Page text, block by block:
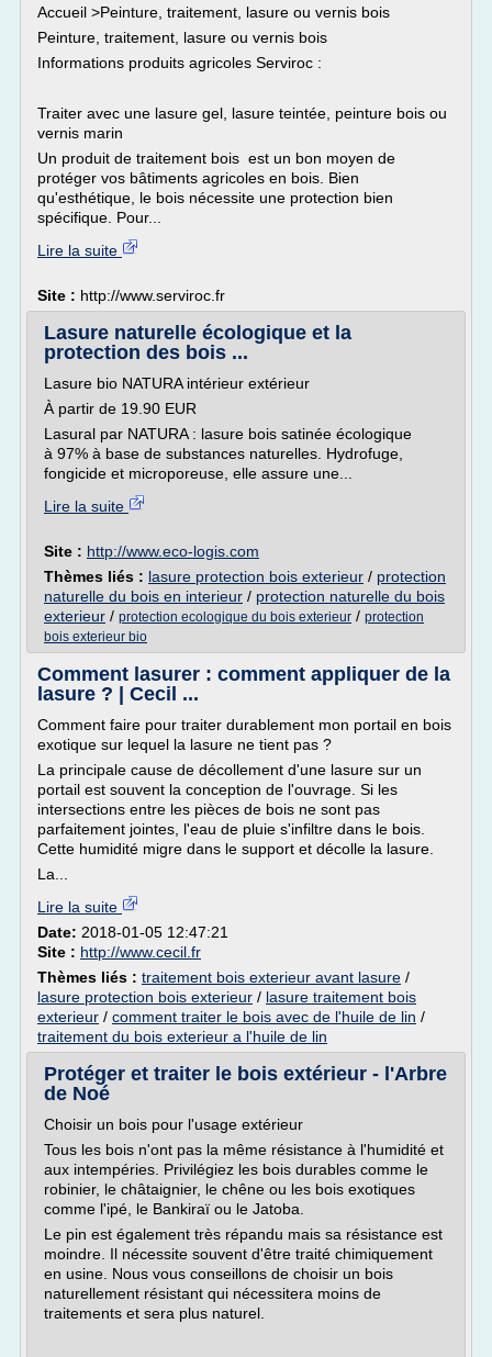
Accueil >Peinture, traitement, lasure ou vernis bois
Peinture, traitement, lasure ou vernis bois
Informations produits agricoles Serviroc :
Traiter avec une lasure gel, lasure teintée, peinture bois ou
vernis marin
Un produit de traitement bois est un bon moyen de
protéger vos bâtiments agricoles en bois. Bien
qu'esthétique, le bois nécessite une protection bien
spécifique. Pour...
Lire la suite
Site : http://www.serviroc.fr
Lasure naturelle écologique et la
protection des bois ...
Lasure bio NATURA intérieur extérieur
À partir de 19.90 EUR
Lasural par NATURA : lasure bois satinée écologique
à 97% à base de substances naturelles. Hydrofuge,
fongicide et microporeuse, elle assure une...
Lire la suite
Site : http://www.eco-logis.com
Thèmes liés : lasure protection bois exterieur / protection
naturelle du bois en interieur / protection naturelle du bois
exterieur / protection ecologique du bois exterieur / protection
bois exterieur bio
Comment lasurer : comment appliquer de la
lasure ? | Cecil ...
Comment faire pour traiter durablement mon portail en bois
exotique sur lequel la lasure ne tient pas ?
La principale cause de décollement d'une lasure sur un
portail est souvent la conception de l'ouvrage. Si les
intersections entre les pièces de bois ne sont pas
parfaitement jointes, l'eau de pluie s'infiltre dans le bois.
Cette humidité migre dans le support et décolle la lasure.
La...
Lire la suite
Date: 2018-01-05 12:47:21
Site : http://www.cecil.fr
Thèmes liés : traitement bois exterieur avant lasure /
lasure protection bois exterieur / lasure traitement bois
exterieur / comment traiter le bois avec de l'huile de lin /
traitement du bois exterieur a l'huile de lin
Protéger et traiter le bois extérieur - l'Arbre
de Noé
Choisir un bois pour l'usage extérieur
Tous les bois n'ont pas la même résistance à l'humidité et
aux intempéries. Privilégiez les bois durables comme le
robinier, le châtaignier, le chêne ou les bois exotiques
comme l'ipé, le Bankiraï ou le Jatoba.
Le pin est également très répandu mais sa résistance est
moindre. Il nécessite souvent d'être traité chimiquement
en usine. Nous vous conseillons de choisir un bois
naturellement résistant qui nécessitera moins de
traitements et sera plus naturel.